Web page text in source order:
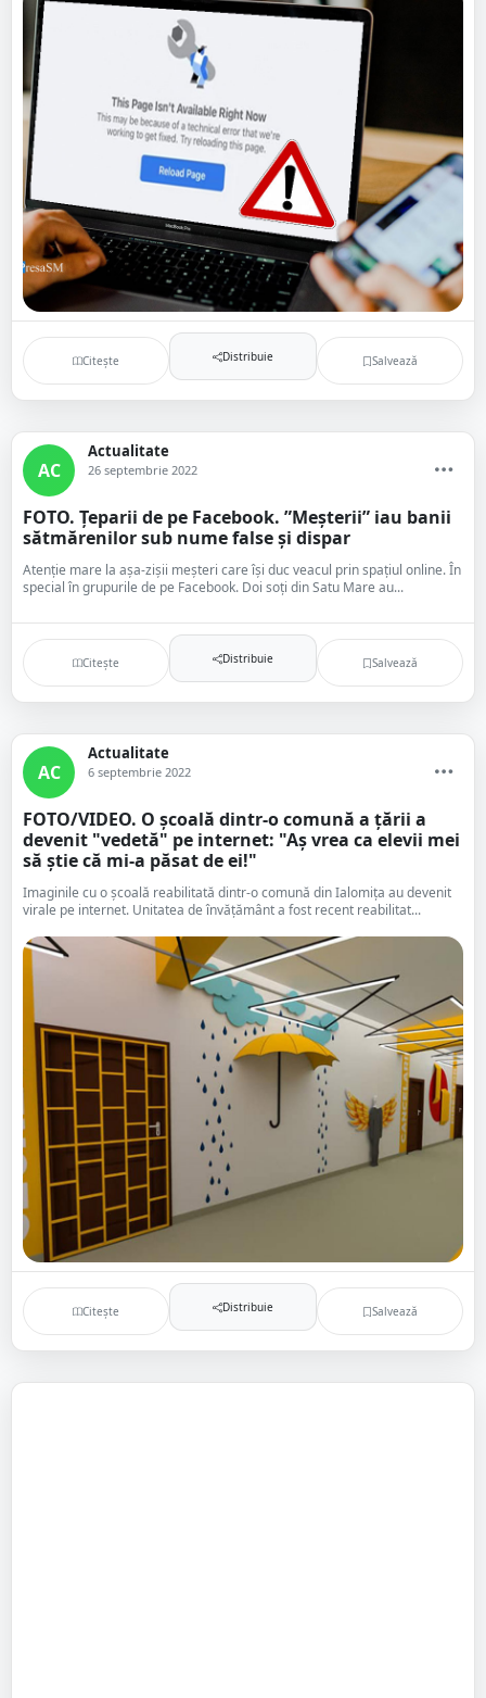
Citește Distribuie Salvează
AC
Actualitate
26 septembrie 2022
FOTO. Țeparii de pe Facebook. ”Meșterii” iau banii
sătmărenilor sub nume false și dispar
Atenție mare la așa-zișii meșteri care își duc veacul prin spațiul online. În
special în grupurile de pe Facebook. Doi soți din Satu Mare au...
Citește Distribuie Salvează
AC
Actualitate
6 septembrie 2022
FOTO/VIDEO. O școală dintr-o comună a țării a
devenit "vedetă" pe internet: "Aș vrea ca elevii mei
să știe că mi-a păsat de ei!"
Imaginile cu o școală reabilitată dintr-o comună din Ialomița au devenit
virale pe internet. Unitatea de învățământ a fost recent reabilitat...
Citește Distribuie Salvează